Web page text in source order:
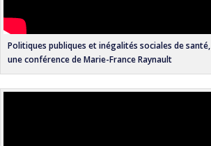
Politiques publiques et inégalités sociales de santé,
une conférence de Marie-France Raynault